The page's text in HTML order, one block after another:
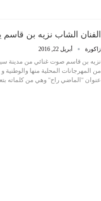
الفنان الشاب نزيه بن قاسم
زاكورة أبريل 22, 2016
نزيه بن قاسم صوت غنائي من مدينة
من المهرجانات المحلية منها
عنوان "الماضي راح" وهي من كلماته